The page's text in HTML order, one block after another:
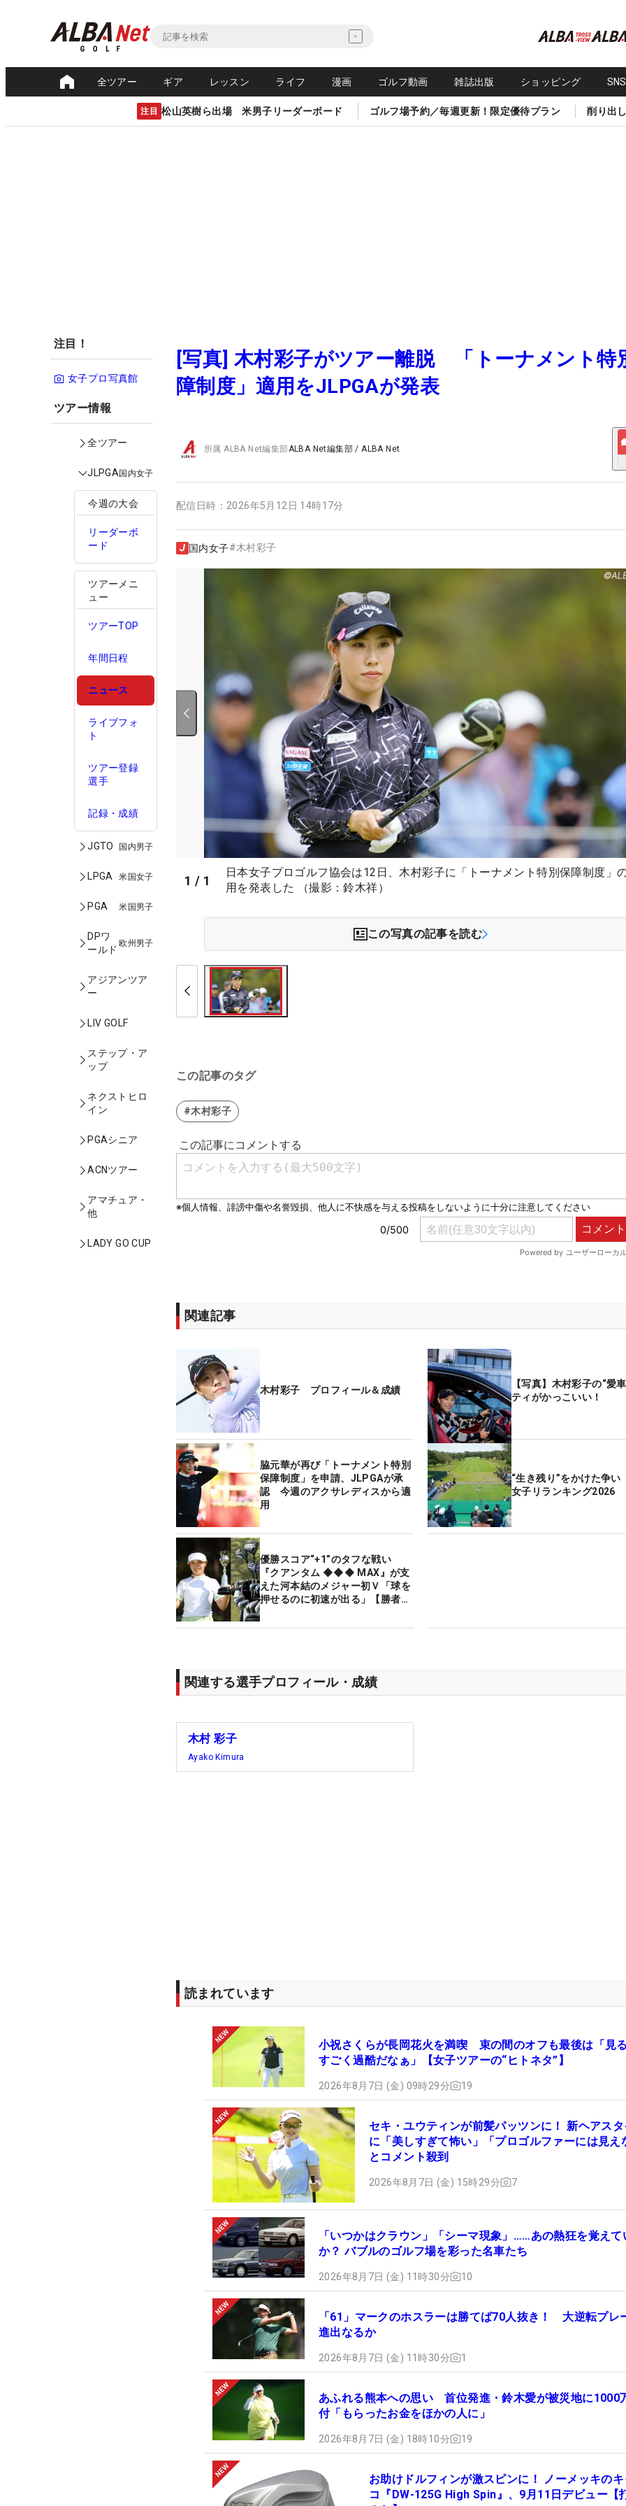
全ツアー ギア レッスン ライフ 漫画 ゴルフ動画 雑誌出版 ショッピング
注目 松山英樹ら出場 米男子リーダーボード ゴルフ場予約／毎週更新！限定優待プラン 削り出
注目！
女子プロ写真館
ツアー情報
全ツアー
JLPGA国内女子
今週の大会
リーダーボ
ード
ツアーメニ
ュー
ツアーTOP
年間日程
ニュース
ライブフォ
ト
ツアー登録
選手
記録・成績
JGTO 国内男子
LPGA 米国女子
PGA 米国男子
DPワ
ールド
欧州男子
アジアンツア
ー
LIV GOLF
ステップ・ア
ップ
ネクストヒロ
イン
PGAシニア
ACNツアー
アマチュア・
他
LADY GO CUP
[写真] 木村彩子がツアー離脱 「トーナメント特
障制度」適用をJLPGAが発表
所属ALBA Net編集部ALBA Net編集部 /ALBA Net
配信日時： 2026年5月12日 14時17分
国内女子#木村彩子
1 / 1
日本女子プロゴルフ協会は12日、木村彩子に「トーナメント特別保障制度」
用を発表した （撮影：鈴木祥）
この写真の記事を読む
この記事のタグ
#木村彩子
関連記事
木村彩子 プロフィール＆成績
【写真】木村彩子の“愛
ティがかっこいい！
脇元華が再び「トーナメント特別
保障制度」を申請、JLPGAが承
認 今週のアクサレディスから適
用
“生き残り”をかけた争
女子リランキング2026
優勝スコア“+1”のタフな戦い
『クアンタム ◆◆◆ MAX』が支
えた河本結のメジャー初Ｖ「球を
押せるのに初速が出る」【勝者の
関連する選手プロフィール・成績
木村 彩子
Ayako Kimura
読まれています
小祝さくらが長岡花火を満喫 束の間のオフも最後は「見
すごく過酷だなぁ」【女子ツアーの“ヒトネタ”】
2026年8月7日 (金) 09時29分 19
セキ・ユウティンが前髪パッツンに！ 新ヘアス
に「美しすぎて怖い」「プロゴルファーには見え
とコメント殺到
2026年8月7日 (金) 15時29分 7
「いつかはクラウン」「シーマ現象」……あの熱狂を覚えて
か？ バブルのゴルフ場を彩った名車たち
2026年8月7日 (金) 11時30分 10
「61」マークのホスラーは勝てば70人抜き！ 大逆転プレ
進出なるか
2026年8月7日 (金) 11時30分 1
あふれる熊本への思い 首位発進・鈴木愛が被災地に1000
付「もらったお金をほかの人に」
2026年8月7日 (金) 18時10分 19
お助けドルフィンが激スピンに！ ノーメッキの
コ『DW-125G High Spin』、9月11日デビュー【